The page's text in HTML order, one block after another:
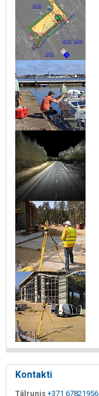
Kontakti
Tālrunis +371 67821956